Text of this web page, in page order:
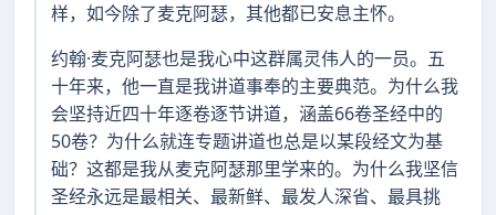
样，如今除了麦克阿瑟，其他都已安息主怀。
约翰·麦克阿瑟也是我心中这群属灵伟人的一员。五
十年来，他一直是我讲道事奉的主要典范。为什么我
会坚持近四十年逐卷逐节讲道，涵盖66卷圣经中的
50卷？为什么就连专题讲道也总是以某段经文为基
础？这都是我从麦克阿瑟那里学来的。为什么我坚信
圣经永远是最相关、最新鲜、最发人深省、最具挑